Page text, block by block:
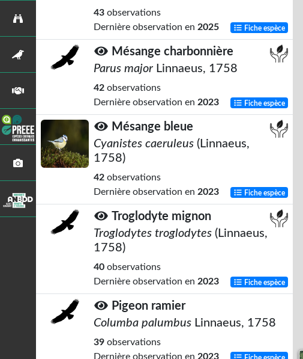
43 observations
Dernière observation en 2025 Fiche espèce
Mésange charbonnière
Parus major Linnaeus, 1758
42 observations
Dernière observation en 2023 Fiche espèce
Mésange bleue
Cyanistes caeruleus (Linnaeus,
1758)
42 observations
Dernière observation en 2023 Fiche espèce
Troglodyte mignon
Troglodytes troglodytes (Linnaeus,
1758)
40 observations
Dernière observation en 2023 Fiche espèce
Pigeon ramier
Columba palumbus Linnaeus, 1758
39 observations
Dernière observation en 2023 Fiche espèce